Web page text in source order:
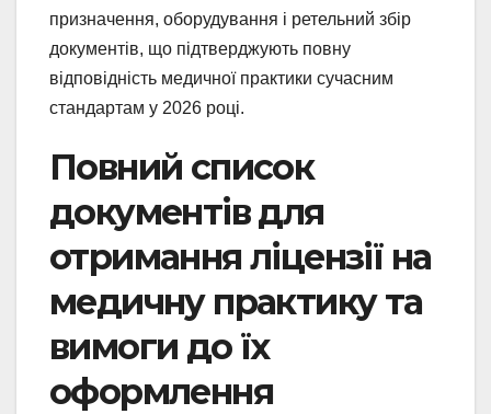
призначення, оборудування і ретельний збір
документів, що підтверджують повну
відповідність медичної практики сучасним
стандартам у 2026 році.
Повний список
документів для
отримання ліцензії на
медичну практику та
вимоги до їх
оформлення